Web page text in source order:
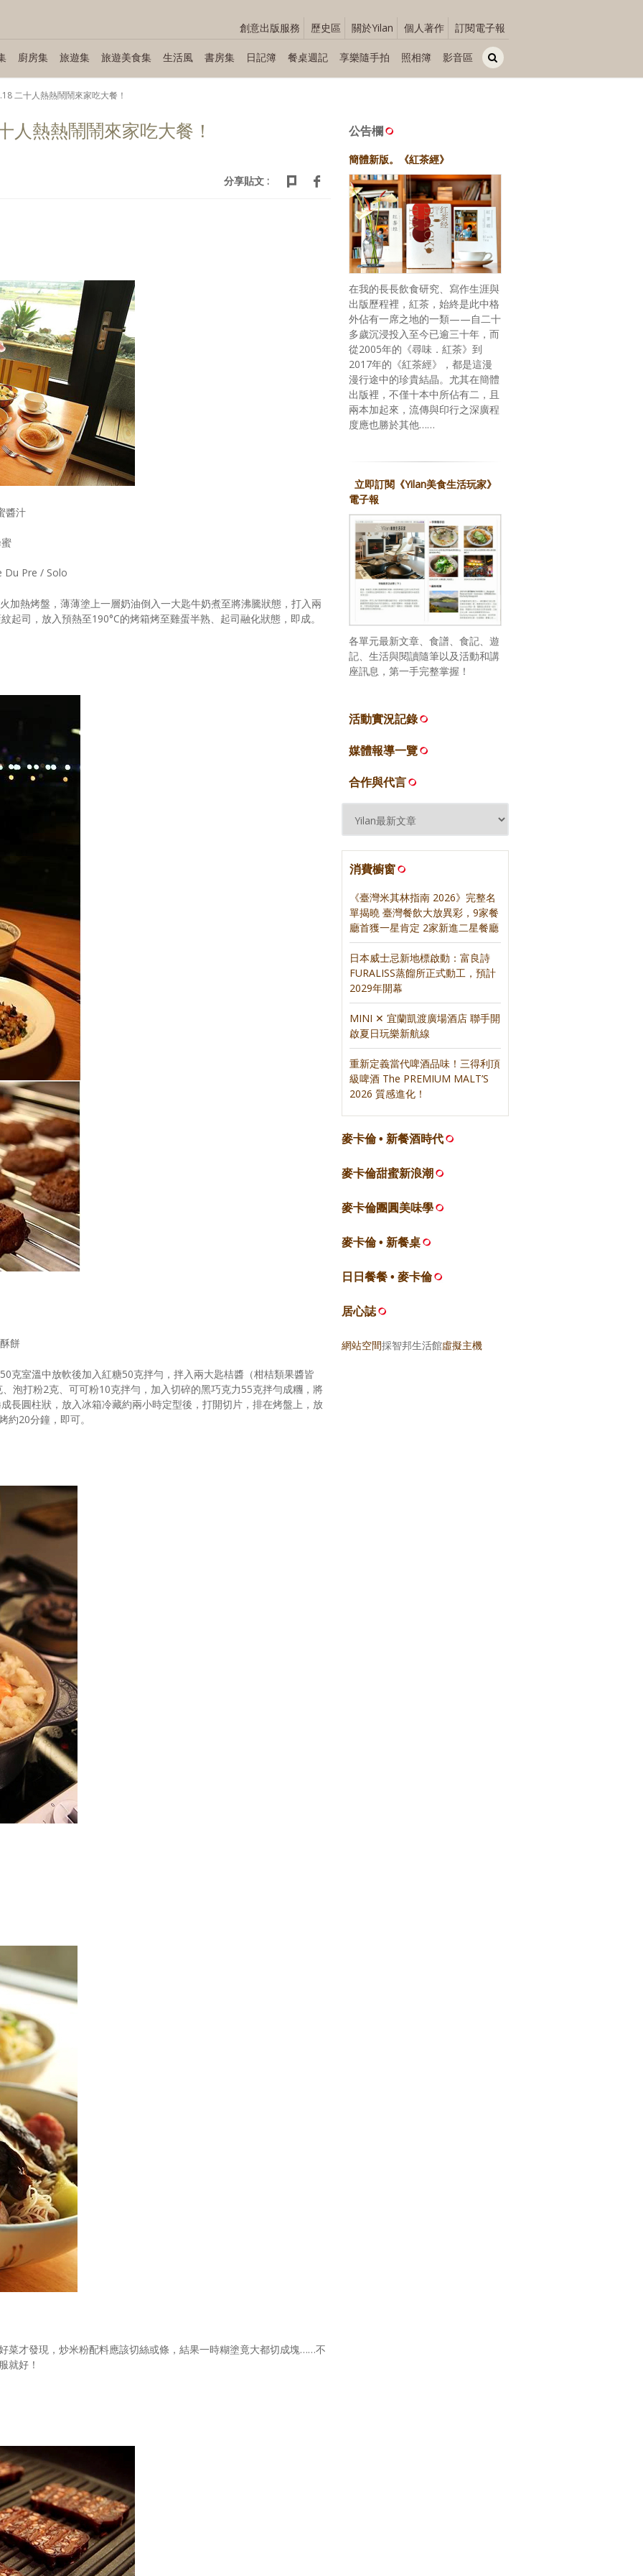
創意出版服務 歷史區 關於Yilan 個人著作 訂閱電子報
廚房集 旅遊集 旅遊美食集 生活風 書房集 日記簿 餐桌週記 享樂隨手拍 照相簿 影音區
二十人熱熱鬧鬧來家吃大餐！
熱熱鬧鬧來家吃大餐！
分享貼文 :
醬汁
Du Pre / Solo
加熱烤盤，薄薄塗上一層奶油倒入一大匙牛奶煮至將沸騰狀態，打入兩
起司，放入預熱至190°C的烤箱烤至雞蛋半熟、起司融化狀態，即成。
餅
克室溫中放軟後加入紅糖50克拌勻，拌入兩大匙桔醬（柑桔類果醬皆
泡打粉2克、可可粉10克拌勻，加入切碎的黑巧克力55克拌勻成糰，將
長圓柱狀，放入冰箱冷藏約兩小時定型後，打開切片，排在烤盤上，放
約20分鐘，即可。
菜才發現，炒米粉配料應該切絲或條，結果一時糊塗竟大都切成塊……不
就好！
公告欄
簡體新版。《紅茶經》
在我的長長飲食研究、寫作生涯與
出版歷程裡，紅茶，始終是此中格
外佔有一席之地的一類——自二十
多歲沉浸投入至今已逾三十年，而
從2005年的《尋味．紅茶》到
2017年的《紅茶經》，都是這漫
漫行途中的珍貴結晶。尤其在簡體
出版裡，不僅十本中所佔有二，且
兩本加起來，流傳與印行之深廣程
度應也勝於其他……
立即訂閱《Yilan美食生活玩家》
電子報
各單元最新文章、食譜、食記、遊
記、生活與閱讀隨筆以及活動和講
座訊息，第一手完整掌握！
活動實況記錄
媒體報導一覽
合作與代言
消費櫥窗
《臺灣米其林指南 2026》完整名
單揭曉 臺灣餐飲大放異彩，9家餐
廳首獲一星肯定 2家新進二星餐廳
日本威士忌新地標啟動：富良詩
FURALISS蒸餾所正式動工，預計
2029年開幕
MINI ✕ 宜蘭凱渡廣場酒店 聯手開
啟夏日玩樂新航線
重新定義當代啤酒品味！三得利頂
級啤酒 The PREMIUM MALT’S
2026 質感進化！
麥卡倫 • 新餐酒時代
麥卡倫甜蜜新浪潮
麥卡倫團圓美味學
麥卡倫 • 新餐桌
日日餐餐 • 麥卡倫
居心誌
網站空間採智邦生活館虛擬主機